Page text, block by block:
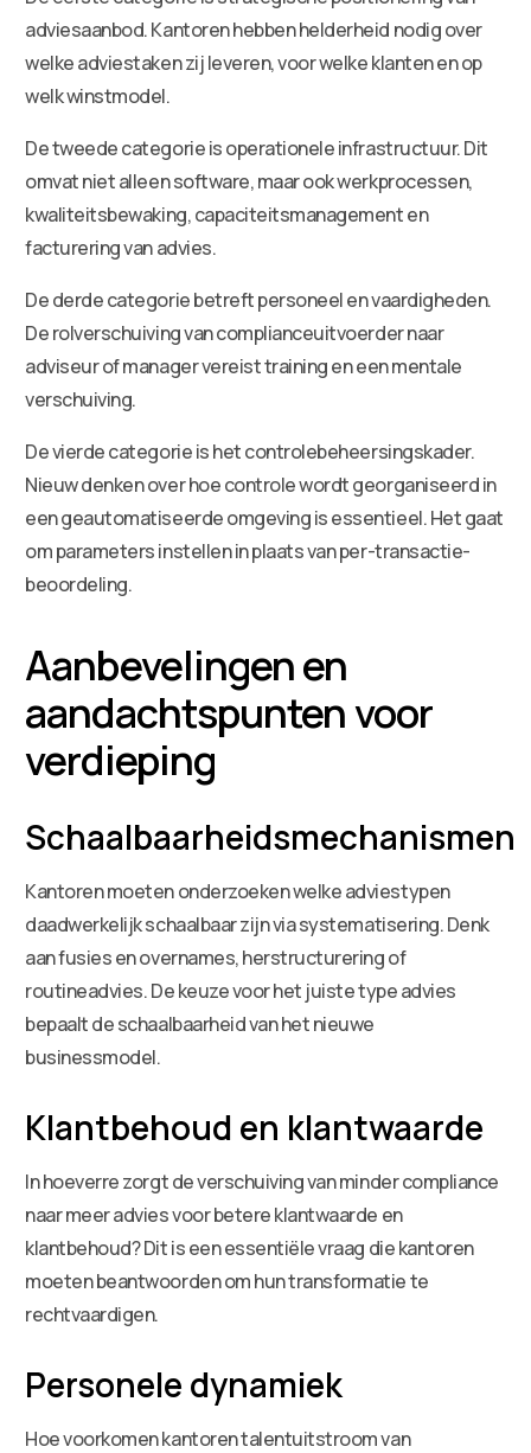
adviesaanbod. Kantoren hebben helderheid nodig over
welke adviestaken zij leveren, voor welke klanten en op
welk winstmodel.
De tweede categorie is operationele infrastructuur. Dit
omvat niet alleen software, maar ook werkprocessen,
kwaliteitsbewaking, capaciteitsmanagement en
facturering van advies.
De derde categorie betreft personeel en vaardigheden.
De rolverschuiving van complianceuitvoerder naar
adviseur of manager vereist training en een mentale
verschuiving.
De vierde categorie is het controlebeheersingskader.
Nieuw denken over hoe controle wordt georganiseerd in
een geautomatiseerde omgeving is essentieel. Het gaat
om parameters instellen in plaats van per-transactie-
beoordeling.
Aanbevelingen en
aandachtspunten voor
verdieping
Schaalbaarheidsmechanismen
Kantoren moeten onderzoeken welke adviestypen
daadwerkelijk schaalbaar zijn via systematisering. Denk
aan fusies en overnames, herstructurering of
routineadvies. De keuze voor het juiste type advies
bepaalt de schaalbaarheid van het nieuwe
businessmodel.
Klantbehoud en klantwaarde
In hoeverre zorgt de verschuiving van minder compliance
naar meer advies voor betere klantwaarde en
klantbehoud? Dit is een essentiële vraag die kantoren
moeten beantwoorden om hun transformatie te
rechtvaardigen.
Personele dynamiek
Hoe voorkomen kantoren talentuitstroom van